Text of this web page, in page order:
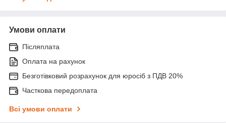
Умови оплати
Післяплата
Оплата на рахунок
Безготівковий розрахунок для юросіб з ПДВ 20%
Часткова передоплата
Всі умови оплати